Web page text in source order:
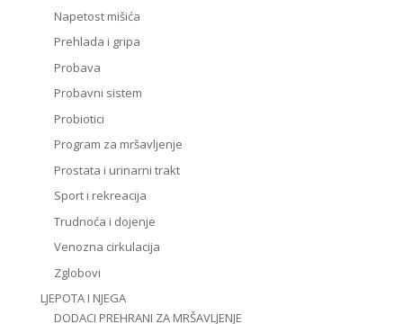
Napetost mišića
Prehlada i gripa
Probava
Probavni sistem
Probiotici
Program za mršavljenje
Prostata i urinarni trakt
Sport i rekreacija
Trudnoća i dojenje
Venozna cirkulacija
Zglobovi
LJEPOTA I NJEGA
DODACI PREHRANI ZA MRŠAVLJENJE